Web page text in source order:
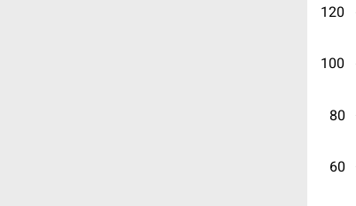
60
80
100
120